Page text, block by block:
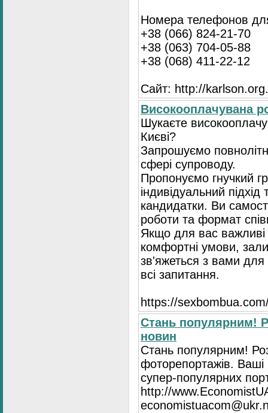
Номера телефонов
+38 (066) 824-21-70
+38 (063) 704-05-88
+38 (068) 411-22-12
Сайт: http://
Високооплачувана
Шукаєте
Києві?
Запрошуємо
сфері супроводу.
Пропонуємо гнучкий
індивідуальний
кандидатки. Ви
роботи та формат
Якщо для вас важливі
комфортні умови,
зв'яжеться з вами для
всі запитання.
https://
Стань популярним!
новин
Стань популярним!
фоторепортажів. Ваші
супер-популярних
http://